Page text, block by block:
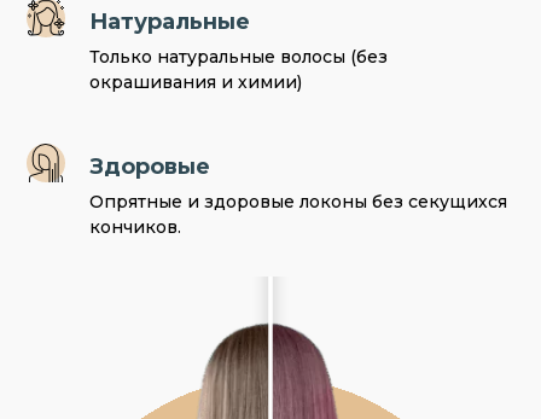
Натуральные
Только натуральные волосы (без
окрашивания и химии)
Здоровые
Опрятные и здоровые локоны без секущихся
кончиков.